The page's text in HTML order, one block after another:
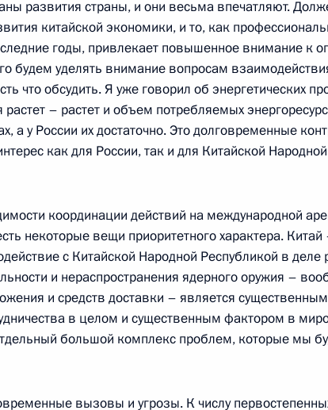
Москва, Кремль
совещании с членами Правительства
Москва, Кремль
встрече с министром иностранных дел
Российской Федерации по вопросу «
развития страны, и они весьма впечатляют.
китайской экономики, и то, как
годы, привлекает повышенное внимание к
будем уделять внимание вопросам
что обсудить. Я уже говорил об энергетических
– растет и объем потребляемых
а у России их достаточно. Это долговременные
как для России, так и для Китайской Народной
координации действий на международной
некоторые вещи приоритетного характера.
с Китайской Народной Республикой в деле
и нераспространения ядерного оружия –
и средств доставки – является существенным
в целом и существенным фактором в
большой комплекс проблем, которые мы
вызовы и угрозы. К числу